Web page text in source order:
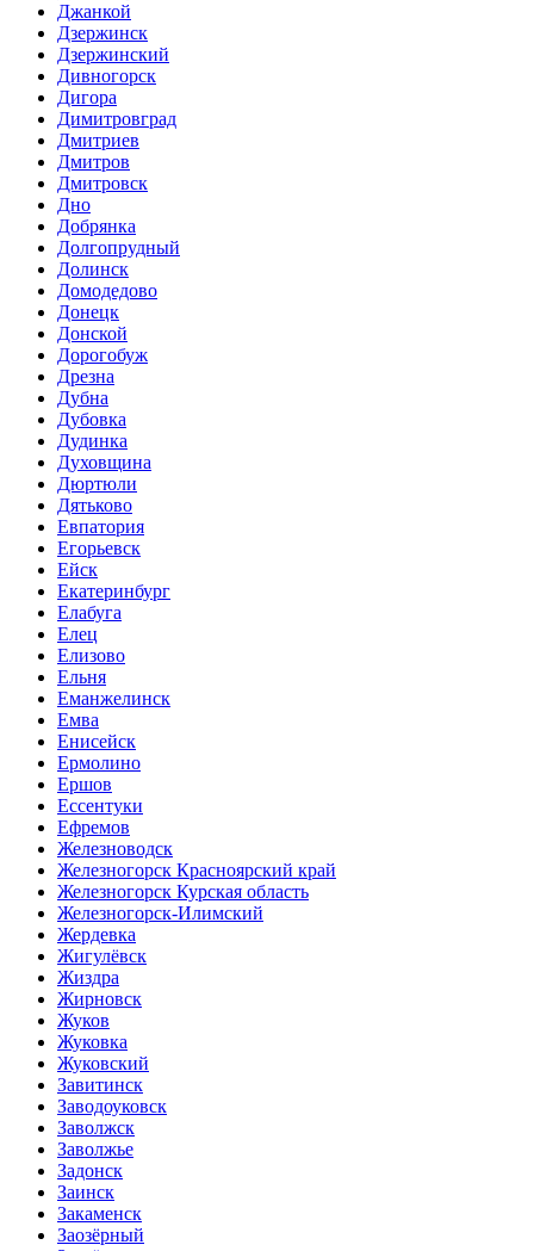
Джанкой
Дзержинск
Дзержинский
Дивногорск
Дигора
Димитровград
Дмитриев
Дмитров
Дмитровск
Дно
Добрянка
Долгопрудный
Долинск
Домодедово
Донецк
Донской
Дорогобуж
Дрезна
Дубна
Дубовка
Дудинка
Духовщина
Дюртюли
Дятьково
Евпатория
Егорьевск
Ейск
Екатеринбург
Елабуга
Елец
Елизово
Ельня
Еманжелинск
Емва
Енисейск
Ермолино
Ершов
Ессентуки
Ефремов
Железноводск
Железногорск Красноярский край
Железногорск Курская область
Железногорск-Илимский
Жердевка
Жигулёвск
Жиздра
Жирновск
Жуков
Жуковка
Жуковский
Завитинск
Заводоуковск
Заволжск
Заволжье
Задонск
Заинск
Закаменск
Заозёрный